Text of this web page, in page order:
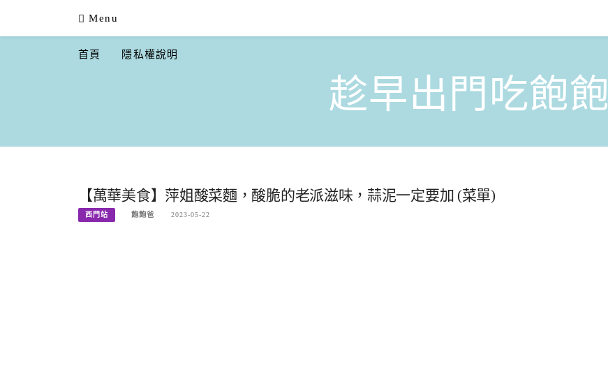
content
Menu
首頁 隱私權說明
趁早出門吃飽飽
【萬華美食】萍姐酸菜麵，酸脆的老派滋味，蒜泥一定要加 (菜單)
西門站 飽飽爸 2023-05-22